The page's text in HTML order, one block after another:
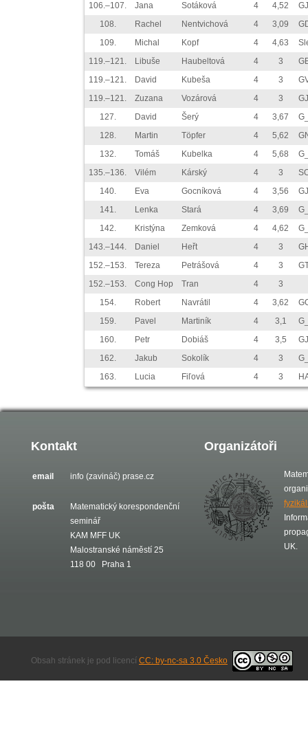
106.–107.
Jana Sotáková 4 4,52
108.
Rachel Nentvichová 4 3,09
109.
Michal Kopf 4 4,63
119.–121.
Libuše Haubeltová 4 3
119.–121.
David Kubeša 4 3
119.–121.
Zuzana Vozárová 4 3
127.
David Šerý 4 3,67
128.
Martin Töpfer 4 5,62
132.
Tomáš Kubelka 4 5,68
135.–136.
Vilém Kárský 4 3
140.
Eva Gocníková 4 3,56
141.
Lenka Stará 4 3,69
142.
Kristýna Zemková 4 4,62
143.–144.
Daniel Heřt 4 3
152.–153.
Tereza Petrášová 4 3
152.–153.
Cong Hop Tran 4
3
154.
Robert Navrátil 4 3,62
159.
Pavel Martiník 4 3,1
160.
Petr Dobiáš 4 3,5
162.
Jakub Sokolík 4 3
163.
Lucia Fiľová 4 3
Kontakt
email info (zavináč) prase.cz
pošta
Matematický korespondenční
seminář
KAM MFF UK
Malostranské náměstí 25
118 00 Praha 1
Organizátoři
UK.
Obsah stránek je pod licencí CC: by-nc-sa 3.0 Česko